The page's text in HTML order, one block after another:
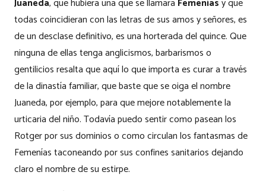
Juaneda, que hubiera una que se llamara Femeníasy que
todas coincidieran con las letras de sus amos y señores, es
de un desclase definitivo, es una horterada del quince. Que
ninguna de ellas tenga anglicismos, barbarismos o
gentilicios resalta que aquí lo que importa es curar a través
de la dinastía familiar, que baste que se oiga el nombre
Juaneda, por ejemplo, para que mejore notablemente la
urticaria del niño. Todavía puedo sentir como pasean los
Rotger por sus dominios o como circulan los fantasmas de
Femenías taconeando por sus confines sanitarios dejando
claro el nombre de su estirpe.